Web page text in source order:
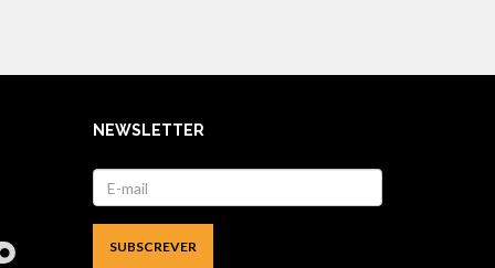
NEWSLETTER